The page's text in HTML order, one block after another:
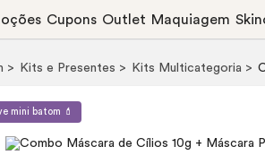
Cupons Outlet Maquiagem
Kits e Presentes Kits Multicategoria
mini batom 💄